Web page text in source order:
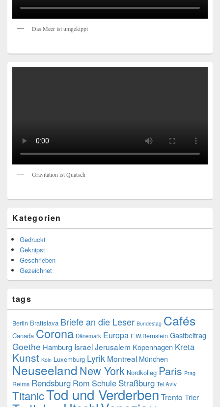
Das Meer ist umgekippt
Gravitation ist Quatsch
Kategorien
Gedruckt
Geknipst
Geschrieben
Gezeichnet
tags
Berlin Bratislava Briefe an die Leser Bundestag Cafés
Canada Corona Dänemark Europa F.W.Bernstein Gastbeitrag
Goethe Hamburg IsraelJerusalem Kopenhagen Kreta
Kunst Köln Luxemburg Lyrik Montreal München
Neuseeland New York Nordkolleg Paris Prag
Reims Rendsburg Rom Schule Straßburg Tel Aviv
TitanicTod und Verderben Trento Trier